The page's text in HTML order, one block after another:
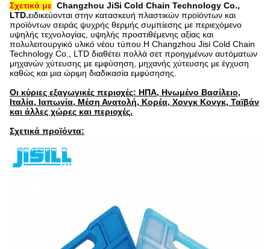
Σχετικά με Changzhou JiSi Cold Chain Technology Co.,
LTD.ειδικεύονται στην κατασκευή πλαστικών προϊόντων και
προϊόντων σειράς ψυχρής θερμής συμπίεσης με περιεχόμενο
υψηλής τεχνολογίας, υψηλής προστιθέμενης αξίας και
πολυλειτουργικό υλικό νέου τύπου.Η Changzhou Jisi Cold Chain
Technology Co., LTD διαθέτει πολλά σετ προηγμένων αυτόματων
μηχανών χύτευσης με εμφύσηση, μηχανής χύτευσης με έγχυση
καθώς και μια ώριμη διαδικασία εμφύσησης
Οι κύριες εξαγωγικές περιοχές: ΗΠΑ, Ηνωμένο Βασίλειο,
Ιταλία, Ιαπωνία, Μέση Ανατολή, Κορέα, Χονγκ Κονγκ, Ταϊβάν
και άλλες χώρες και περιοχές.
Σχετικά προϊόντα: